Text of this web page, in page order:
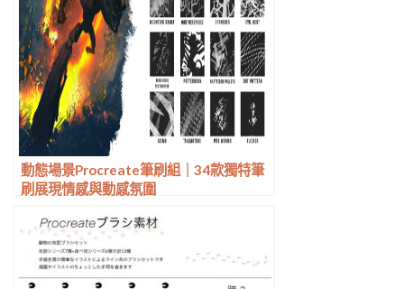
動態場景Procreate筆刷組｜34款獨特筆
刷展現情感與動感氛圍